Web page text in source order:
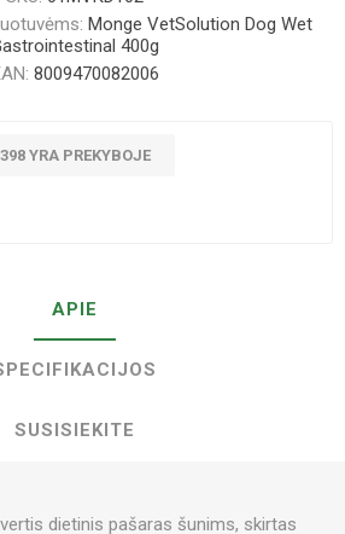
Monge VetSolution Dog Wet
400g
8009470082006
398 YRA PREKYBOJE
APIE
SUSISIEKITE
dietinis pašaras šunims, skirtas